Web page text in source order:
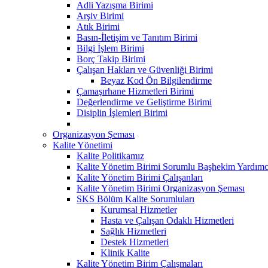
Adli Yazışma Birimi
Arşiv Birimi
Atık Birimi
Basın-İletişim ve Tanıtım Birimi
Bilgi İşlem Birimi
Borç Takip Birimi
Çalışan Hakları ve Güvenliği Birimi
Beyaz Kod Ön Bilgilendirme
Çamaşırhane Hizmetleri Birimi
Değerlendirme ve Geliştirme Birimi
Disiplin İşlemleri Birimi
Organizasyon Şeması
Kalite Yönetimi
Kalite Politikamız
Kalite Yönetim Birimi Sorumlu Başhekim
Kalite Yönetim Birimi Çalışanları
Kalite Yönetim Birimi Organizasyon Şeması
SKS Bölüm Kalite Sorumluları
Kurumsal Hizmetler
Hasta ve Çalışan Odaklı Hizmetleri
Sağlık Hizmetleri
Destek Hizmetleri
Klinik Kalite
Kalite Yönetim Birim Çalışmaları